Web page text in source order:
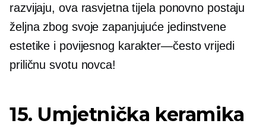
razvijaju, ova rasvjetna tijela ponovno postaju
željna zbog svoje zapanjujuće jedinstvene
estetike i povijesnog karakter—čestovrijedi
priličnu svotu novca!
15. Umjetnička keramika